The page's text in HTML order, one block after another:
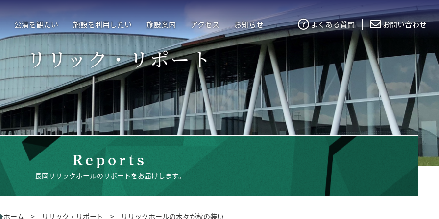
公演を観たい 施設を利用したい 施設案内 アクセス お知らせ よくある質問 お問い合わせ
リリック・リポート
Reports
長岡リリックホールのリポートをお届けします。
ホーム > リリック・リポート > リリックホールの木々が秋の装い